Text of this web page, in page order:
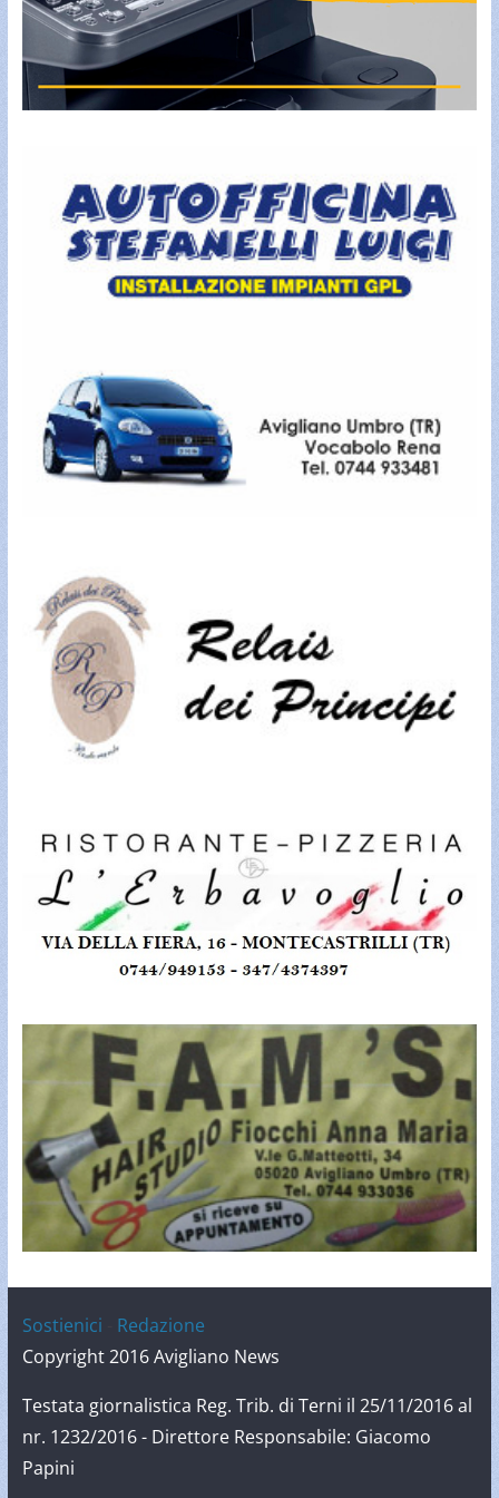
Sostienici
Redazione
Copyright 2016 Avigliano News
Testata giornalistica Reg. Trib. di Terni il 25/11/2016 al
nr. 1232/2016 - Direttore Responsabile: Giacomo
Papini